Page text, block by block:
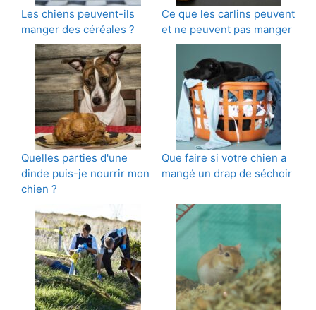
Les chiens peuvent-ils
manger des céréales ?
Ce que les carlins peuvent
et ne peuvent pas manger
Quelles parties d'une
dinde puis-je nourrir mon
chien ?
Que faire si votre chien a
mangé un drap de séchoir